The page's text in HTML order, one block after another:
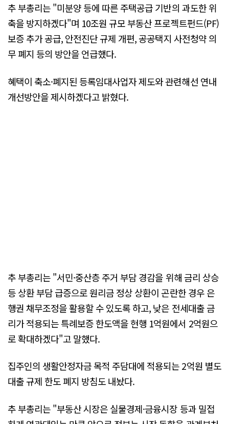
추 부총리는 "미분양 등에 따른 주택공급 기반의 과도한 위
축을 방지하겠다"며 10조원 규모 부동산 프로젝트펀드(PF)
보증 추가 공급, 안전진단 규제 개편, 공공택지 사전청약 의
무 폐지 등의 방안을 언급했다.
혜택이 축소·폐지된 등록임대사업자 제도와 관련해선 연내
개선방안을 제시하겠다고 밝혔다.
추 부총리는 "서민·중산층 주거 부담 경감을 위해 금리 상승
등 상환 부담 급증으로 원리금 정상 상환이 곤란한 경우 은
행권 채무조정을 활용할 수 있도록 하고, 낮은 전세대출 금
리가 적용되는 특례보증 한도액을 현행 1억원에서 2억원으
로 확대하겠다"고 말했다.
집주인의 생활안정자금 목적 주담대에 적용되는 2억원 별도
대출 규제 한도 폐지 방침도 내놨다.
추 부총리는 "부동산 시장은 실물경제·금융시장 등과 밀접